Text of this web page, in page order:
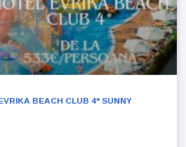
BEACH CLUB 4* SUNNY